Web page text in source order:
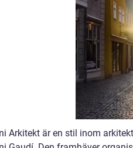
Arkitekt är en stil inom